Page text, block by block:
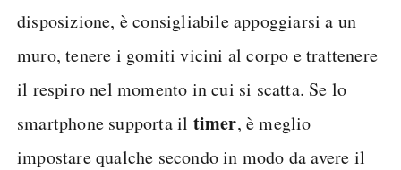
disposizione, è consigliabile appoggiarsi a un
muro, tenere i gomiti vicini al corpo e trattenere
il respiro nel momento in cui si scatta. Se lo
smartphone supporta il timer, è meglio
impostare qualche secondo in modo da avere il